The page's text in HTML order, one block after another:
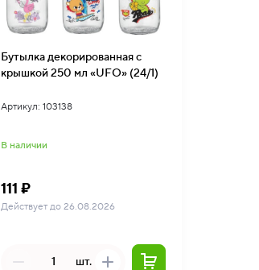
Бутылка декорированная с
крышкой 250 мл «UFO» (24/1)
Артикул: 103138
В наличии
111 ₽
Действует до 26.08.2026
шт.